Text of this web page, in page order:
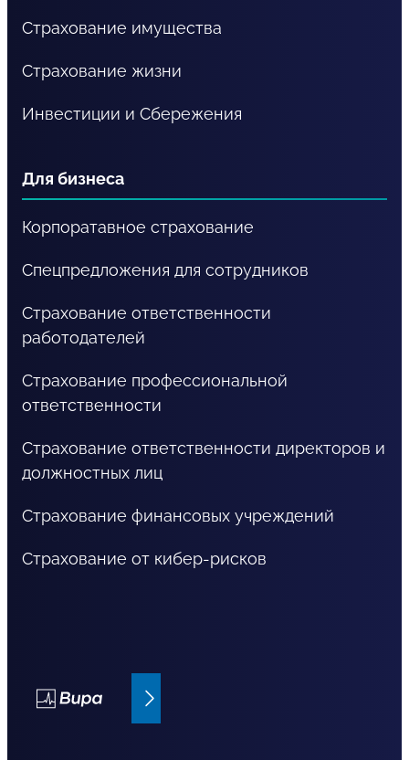
Страхование имущества
Страхование жизни
Инвестиции и Сбережения
Для бизнеса
Корпоратавное страхование
Спецпредложения для сотрудников
Страхование ответственности
работодателей
Страхование профессиональной
ответственности
Страхование ответственности директоров и
должностных лиц
Страхование финансовых учреждений
Страхование от кибер-рисков